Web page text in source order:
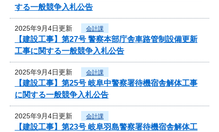
する一般競争入札公告
2025年9月4日更新 会計課
【建設工事】第27号 警察本部庁舎車路管制設備更新
工事に関する一般競争入札公告
2025年9月4日更新 会計課
【建設工事】第25号 岐阜中警察署待機宿舎解体工事
に関する一般競争入札公告
2025年9月4日更新 会計課
【建設工事】第23号 岐阜羽島警察署待機宿舎解体工